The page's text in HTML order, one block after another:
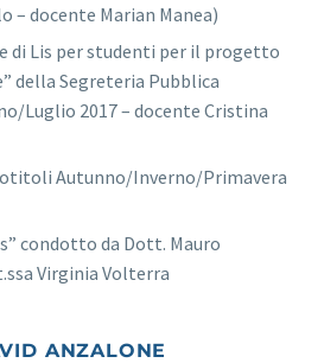
– docente Marian Manea)
di Lis per studenti per il progetto
della Segreteria Pubblica
Luglio 2017 – docente Cristina
Autunno/Inverno/Primavera
condotto da Dott. Mauro
Virginia Volterra
ANZALONE